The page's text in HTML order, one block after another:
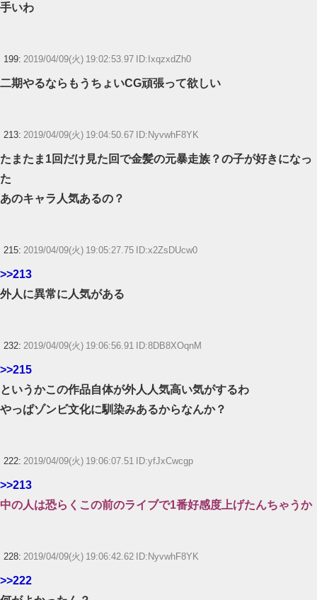
手いわ
199: 2019/04/09(火) 19:02:53.97 ID:IxqzxdZh0
二期やるならもうちょいCG頑張って欲しい
213: 2019/04/09(火) 19:04:50.67 ID:NyvwhF8YK
たまたま1回だけ見た回で金髪の元暴走族？の子が好きになっ
た
あのキャラ人気あるの？
215: 2019/04/09(火) 19:05:27.75 ID:x2ZsDUcw0
>>213
外人に異常に人気がある
232: 2019/04/09(火) 19:06:56.91 ID:8DB8XOqnM
>>215
というかこの作品自体が外人人気高い気がするわ
やっぱゾンビ文化に馴染みあるからなんか？
222: 2019/04/09(火) 19:06:07.51 ID:yfJxCwcgp
>>213
中の人は恐らくこの前のライブで1番好感度上げたんちゃうか
228: 2019/04/09(火) 19:06:42.62 ID:NyvwhF8YK
>>222